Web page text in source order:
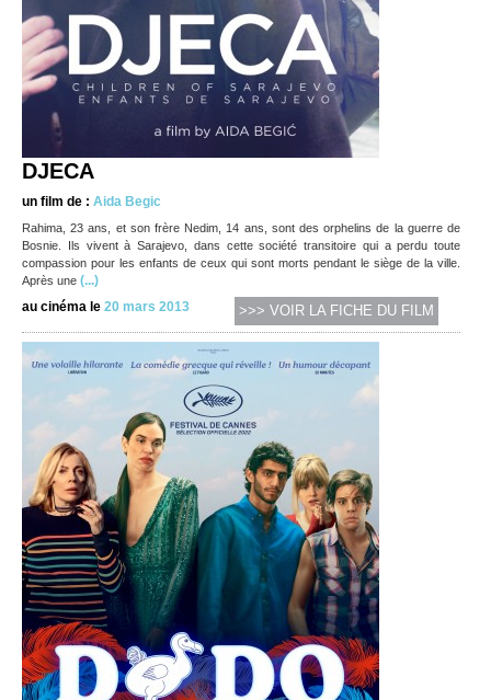
DJECA
un film de : Aida Begic
Rahima, 23 ans, et son frère Nedim, 14 ans, sont des orphelins de la guerre de
Bosnie. Ils vivent à Sarajevo, dans cette société transitoire qui a perdu toute
compassion pour les enfants de ceux qui sont morts pendant le siège de la ville.
Après une (...)
au cinéma le 20 mars 2013 >>> VOIR LA FICHE DU FILM